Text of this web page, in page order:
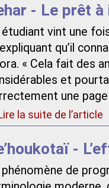
- Le prêt
étudiant vint une
expliquant qu’il
« Cela fait des
et
une
la suite de l’article
-
phénomène de